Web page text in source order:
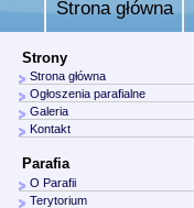
Strona główna
Strony
Strona główna
Ogłoszenia parafialne
Galeria
Kontakt
Parafia
O Parafii
Terytorium